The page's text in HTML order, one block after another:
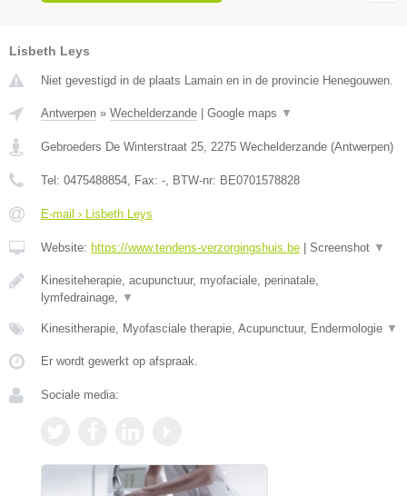
Lisbeth Leys
Niet gevestigd in de plaats Lamain en in de provincie Henegouwen.
Antwerpen » Wechelderzande Google maps ▼
Gebroeders De Winterstraat 25 2275 Wechelderzande (Antwerpen)
Tel: 0475488854 , Fax: - , BTW-nr: BE0701578828
E-mail › Lisbeth Leys
Website: https://www.tendens-verzorgingshuis.be Screenshot ▼
Kinesiteherapie, acupunctuur, myofaciale, perinatale,
lymfedrainage,
▼
Kinesitherapie, Myofasciale therapie, Acupunctuur, Endermologie ▼
Er wordt gewerkt op afspraak.
Sociale media: